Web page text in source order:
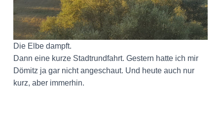
Die Elbe dampft.
Dann eine kurze Stadtrundfahrt. Gestern hatte ich mir
Dömitz ja gar nicht angeschaut. Und heute auch nur
kurz, aber immerhin.